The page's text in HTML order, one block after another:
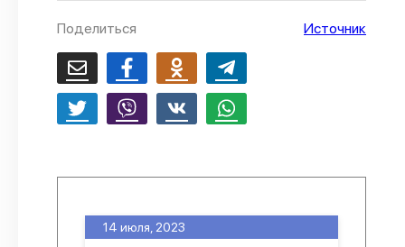
Поделиться Источник
14 июля, 2023